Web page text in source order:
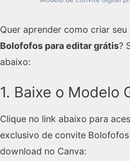
Quer aprender como criar
Bolofofos para editar grátis?
abaixo:
1. Baixe o Modelo
Clique no link abaixo para
exclusivo de convite
download no Canva: